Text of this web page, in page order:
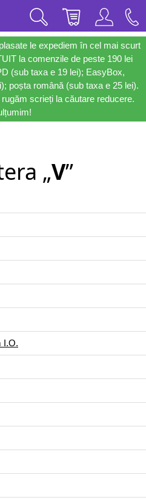
le expediem în cel mai scurt
la comenzile de peste 190 lei
(sub taxa e 19 lei); EasyBox,
poșta română (sub taxa e 25 lei).
scrieți la căutare reducere.
„V”
I.O.